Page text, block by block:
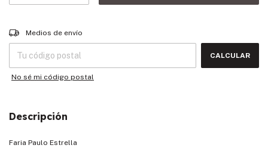
Entregas para el CP:
Medios de envío
CALCULAR
No sé mi código postal
Descripción
Faria Paulo Estrella